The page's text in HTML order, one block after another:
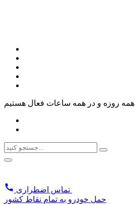
همه روزه و در همه ساعات فعال هستیم
تماس اضطراری
حمل خودرو به تمام نقاط کشور